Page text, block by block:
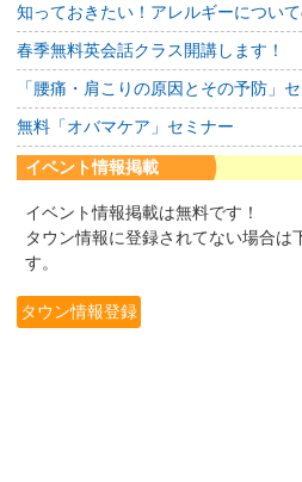
知っておきたい！アレルギーについ
春季無料英会話クラス開講します！
「腰痛・肩こりの原因とその予防」
無料「オバマケア」セミナー
イベント情報掲載
イベント情報掲載は無料です！
タウン情報に登録されてない場合は
す。
タウン情報登録